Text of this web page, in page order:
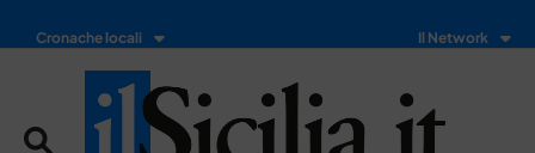
Cronache locali Il Network